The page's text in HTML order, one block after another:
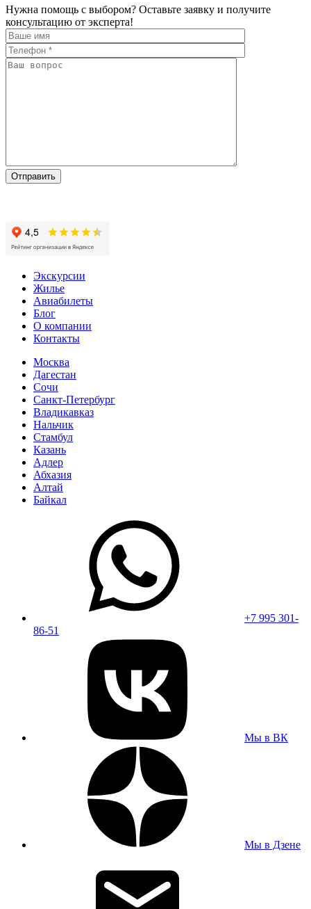
Нужна помощь с выбором? Оставьте заявку и получите
консультацию от эксперта!
Экскурсии
Жилье
Авиабилеты
Блог
О компании
Контакты
Москва
Дагестан
Сочи
Санкт-Петербург
Владикавказ
Нальчик
Стамбул
Казань
Адлер
Абхазия
Алтай
Байкал
+7 995 301-
86-51
Мы в ВК
Мы в Дзене